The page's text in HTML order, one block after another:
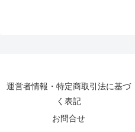
運営者情報・特定商取引法に基づ
く表記
お問合せ